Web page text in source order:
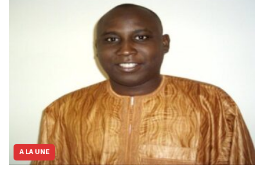
A LA UNE